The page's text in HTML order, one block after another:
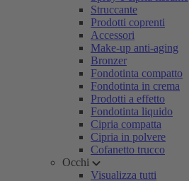
Struccante
Prodotti coprenti
Accessori
Make-up anti-aging
Bronzer
Fondotinta compatto
Fondotinta in crema
Prodotti a effetto
Fondotinta liquido
Cipria compatta
Cipria in polvere
Cofanetto trucco
Occhi
Visualizza tutti